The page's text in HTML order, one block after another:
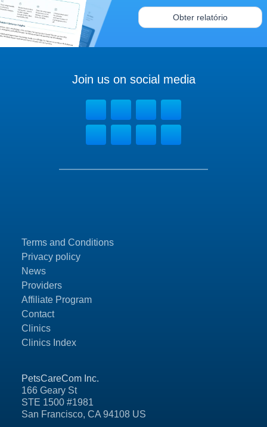
Obter relatório
PetsCareCom Inc.
166 Geary St
STE 1500 #1981
San Francisco, CA 94108 US
Terms and Conditions
Privacy policy
News
Providers
Affiliate Program
Contact
Clinics
Clinics Index
Join us on social media